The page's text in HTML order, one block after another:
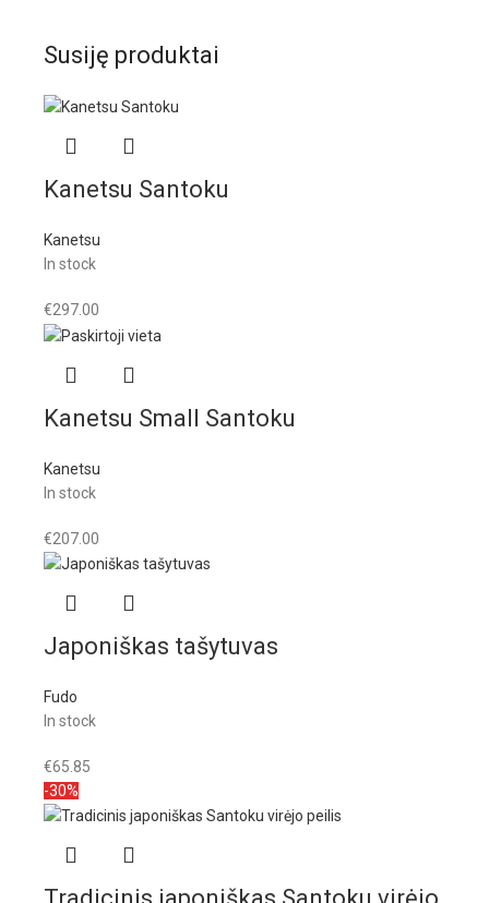
Susiję produktai
Kanetsu Santoku
Kanetsu
In stock
€297.00
Kanetsu Small Santoku
Kanetsu
In stock
€207.00
Japoniškas tašytuvas
Fudo
In stock
€65.85
-30%